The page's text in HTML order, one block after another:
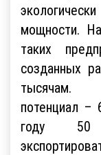
мощности.
таких
созданных
тысячам.
потенциал –
году 50